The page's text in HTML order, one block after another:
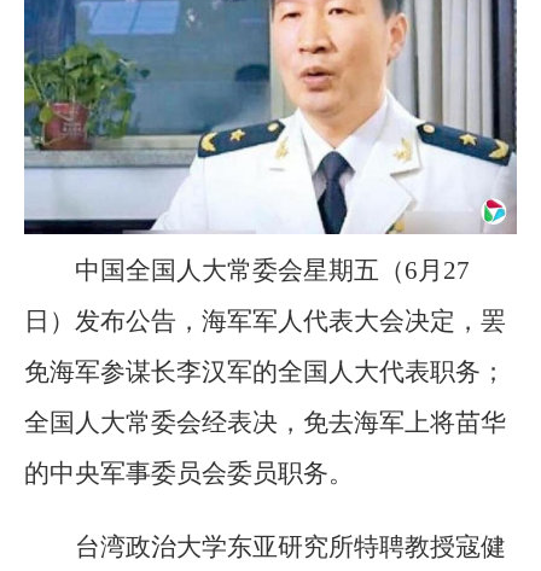
中国全国人大常委会星期五（6月27
日）发布公告，海军军人代表大会决定，罢
免海军参谋长李汉军的全国人大代表职务；
全国人大常委会经表决，免去海军上将苗华
的中央军事委员会委员职务。
台湾政治大学东亚研究所特聘教授寇健